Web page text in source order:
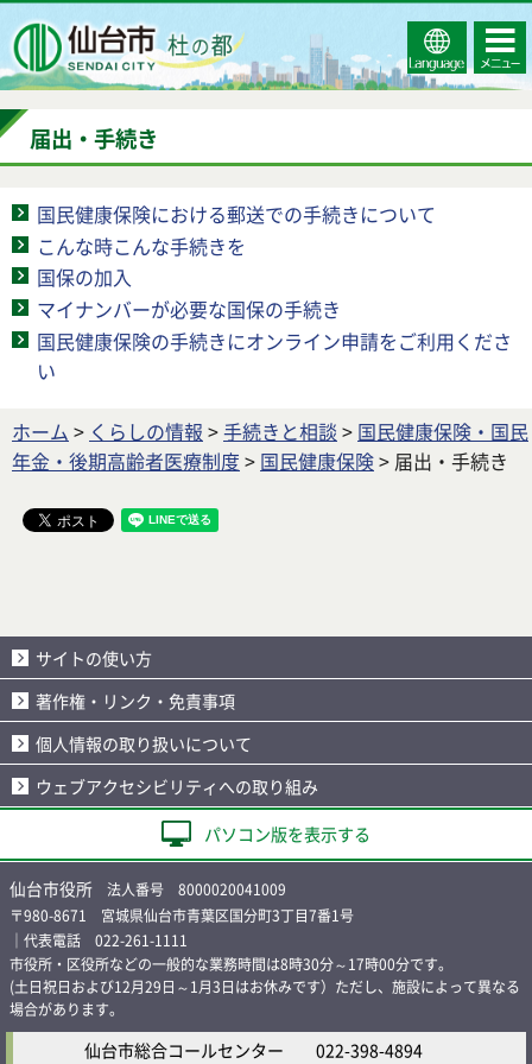
Select
Language
コンテ
ンツメ
ニュー
届出・手続き
国民健康保険における郵送での手続きについて
こんな時こんな手続きを
国保の加入
マイナンバーが必要な国保の手続き
国民健康保険の手続きにオンライン申請をご利用くださ
い
ホーム > くらしの情報 >手続きと相談 > 国民健康保険・国民
年金・後期高齢者医療制度 > 国民健康保険> 届出・手続き
サイトの使い方
著作権・リンク・免責事項
個人情報の取り扱いについて
ウェブアクセシビリティへの取り組み
パソコン版を表示する
仙台市役所 法人番号 8000020041009
〒980-8671 宮城県仙台市青葉区国分町3丁目7番1号
｜代表電話 022-261-1111
市役所・区役所などの一般的な業務時間は8時30分～17時00分です。
(土日祝日および12月29日～1月3日はお休みです）ただし、施設によって異なる
場合があります。
仙台市総合コールセンター 022-398-4894